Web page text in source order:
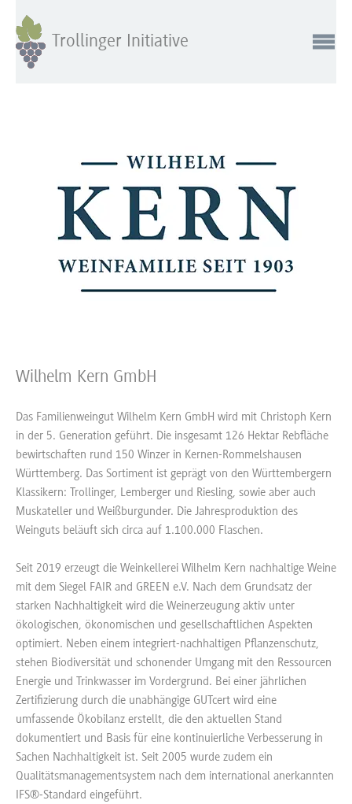
Trollinger Initiative
Wilhelm Kern GmbH
Das Familienweingut Wilhelm Kern GmbH wird mit Christoph Kern
in der 5. Generation geführt. Die insgesamt 126 Hektar Rebfläche
bewirtschaften rund 150 Winzer in Kernen-Rommelshausen
Württemberg. Das Sortiment ist geprägt von den Württembergern
Klassikern: Trollinger, Lemberger und Riesling, sowie aber auch
Muskateller und Weißburgunder. Die Jahresproduktion des
Weinguts beläuft sich circa auf 1.100.000 Flaschen.
Seit 2019 erzeugt die Weinkellerei Wilhelm Kern nachhaltige Weine
mit dem Siegel FAIR and GREEN e.V. Nach dem Grundsatz der
starken Nachhaltigkeit wird die Weinerzeugung aktiv unter
ökologischen, ökonomischen und gesellschaftlichen Aspekten
optimiert. Neben einem integriert-nachhaltigen Pflanzenschutz,
stehen Biodiversität und schonender Umgang mit den Ressourcen
Energie und Trinkwasser im Vordergrund. Bei einer jährlichen
Zertifizierung durch die unabhängige GUTcert wird eine
umfassende Ökobilanz erstellt, die den aktuellen Stand
dokumentiert und Basis für eine kontinuierliche Verbesserung in
Sachen Nachhaltigkeit ist. Seit 2005 wurde zudem ein
Qualitätsmanagementsystem nach dem international anerkannten
IFS®-Standard eingeführt.